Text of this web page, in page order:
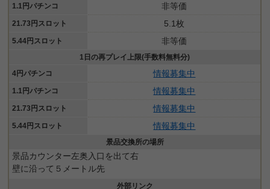
1.1円パチンコ 非等価
21.73円スロット 5.1枚
5.44円スロット 非等価
1日の再プレイ上限(手数料無料分)
4円パチンコ
情報募集中
1.1円パチンコ 情報募集中
21.73円スロット 情報募集中
5.44円スロット 情報募集中
景品交換所の場所
景品カウンター左奥入口を出て右
壁に沿って５メートル先
外部リンク